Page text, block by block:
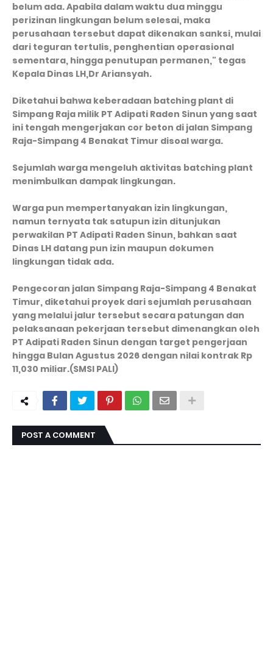
belum ada. Apabila dalam waktu dua minggu
perizinan lingkungan belum selesai, maka
perusahaan tersebut dapat dikenakan sanksi, mulai
dari teguran tertulis, penghentian operasional
sementara, hingga penutupan permanen," tegas
Kepala Dinas LH,Dr Ariansyah.
Diketahui bahwa keberadaan batching plant di
Simpang Raja milik PT Adipati Raden Sinun yang saat
ini tengah mengerjakan cor beton di jalan Simpang
Raja-Simpang 4 Benakat Timur disoal warga.
Sejumlah warga mengeluh aktivitas batching plant
menimbulkan dampak lingkungan.
Warga pun mempertanyakan izin lingkungan,
namun ternyata tak satupun izin ditunjukan
perwakilan PT Adipati Raden Sinun, bahkan saat
Dinas LH datang pun izin maupun dokumen
lingkungan tidak ada.
Pengecoran jalan Simpang Raja-Simpang 4 Benakat
Timur, diketahui proyek dari sejumlah perusahaan
yang melalui jalur tersebut secara patungan dan
pelaksanaan pekerjaan tersebut dimenangkan oleh
PT Adipati Raden Sinun dengan target pengerjaan
hingga Bulan Agustus 2026 dengan nilai kontrak Rp
11,030 miliar.(SMSI PALI)
POST A COMMENT